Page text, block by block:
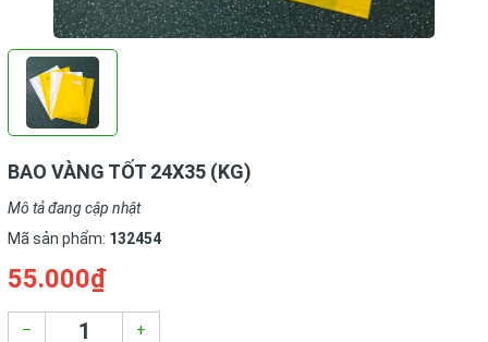
BAO VÀNG TỐT 24X35 (KG)
Mô tả đang cập nhật
Mã sản phẩm: 132454
55.000₫
– +